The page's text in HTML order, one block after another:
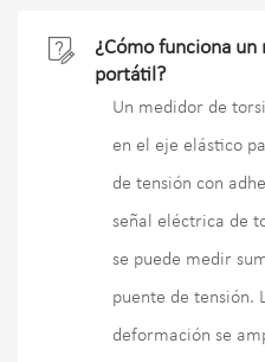

¿Cómo funciona
portátil?
Un medidor de
en el eje elástico
de tensión con
señal eléctrica de
se puede medir
puente de tensión.
deformación se